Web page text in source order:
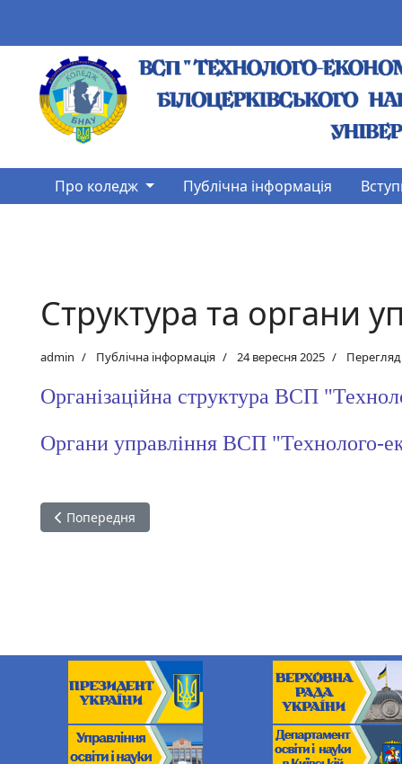
Про коледж Публічна інформація
Структура та органи
admin Публічна інформація 24 вересня 2025
Організаційна структура ВСП
Органи управління ВСП "Технолого-
Попередня стаття: Кадровий склад згідно з
Попередня